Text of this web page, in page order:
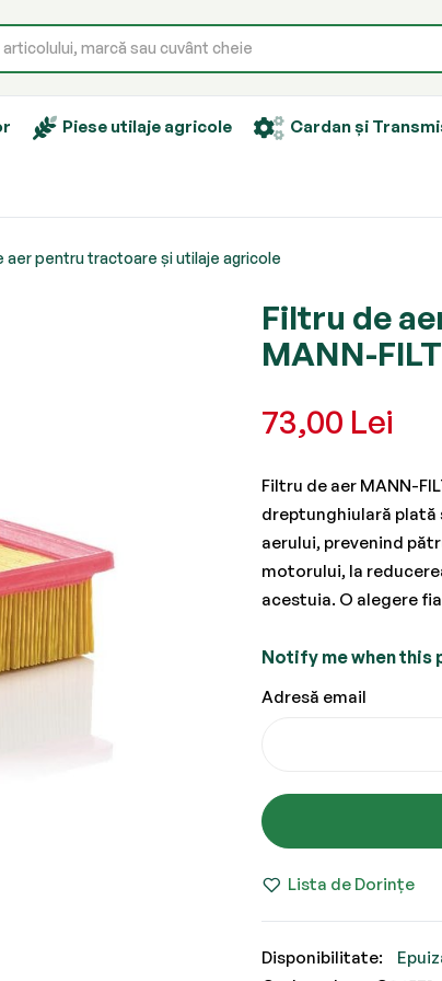
Piese utilaje agricole Cardan și
aer pentru tractoare și utilaje agricole
Filtru de
MANN-
73,00 Lei
Filtru de aer MANN-
dreptunghiulară plată
aerului, prevenind
motorului, la
acestuia. O alegere
Notify me when this
Adresă email
Lista de Dorințe